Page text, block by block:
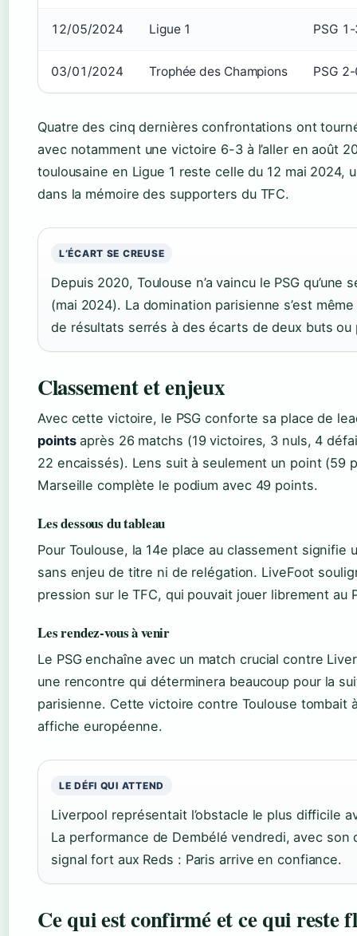
12/05/2024 Ligue 1 PSG
03/01/2024 Trophée des Champions PSG
Quatre des cinq dernières confrontations ont
avec notamment une victoire 6-3 à l’aller en août
toulousaine en Ligue 1 reste celle du 12 mai 2024,
dans la mémoire des supporters du TFC.
L’ÉCART SE CREUSE
Depuis 2020, Toulouse n’a vaincu le PSG qu’une
(mai 2024). La domination parisienne s’est
de résultats serrés à des écarts de deux buts ou
Classement et enjeux
Avec cette victoire, le PSG conforte sa place de
pointsaprès 26 matchs (19 victoires, 3 nuls, 4
22 encaissés). Lens suit à seulement un point (59
Marseille complète le podium avec 49 points.
Les dessous du tableau
Pour Toulouse, la 14e place au classement signifie
sans enjeu de titre ni de relégation. LiveFoot
pression sur le TFC, qui pouvait jouer librement au
Les rendez-vous à venir
Le PSG enchaîne avec un match crucial contre
une rencontre qui déterminera beaucoup pour la
parisienne. Cette victoire contre Toulouse tombait
affiche européenne.
LE DÉFI QUI ATTEND
Liverpool représentait l’obstacle le plus difficile
La performance de Dembélé vendredi, avec son
signal fort aux Reds : Paris arrive en confiance.
Ce qui est confirmé et ce qui reste